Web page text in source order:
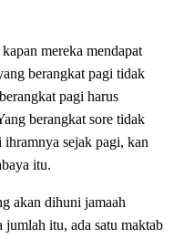
mereka mendapat
berangkat pagi tidak
pagi harus
berangkat sore tidak
sejak pagi, kan
itu.
akan dihuni jamaah
itu, ada satu maktab